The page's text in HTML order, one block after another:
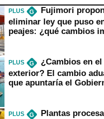
PLUS G
Fujimori
eliminar ley que puso
peajes: ¿qué cambios
PLUS G
¿Cambios en
exterior? El cambio
que apuntaría el
PLUS G
Plantas